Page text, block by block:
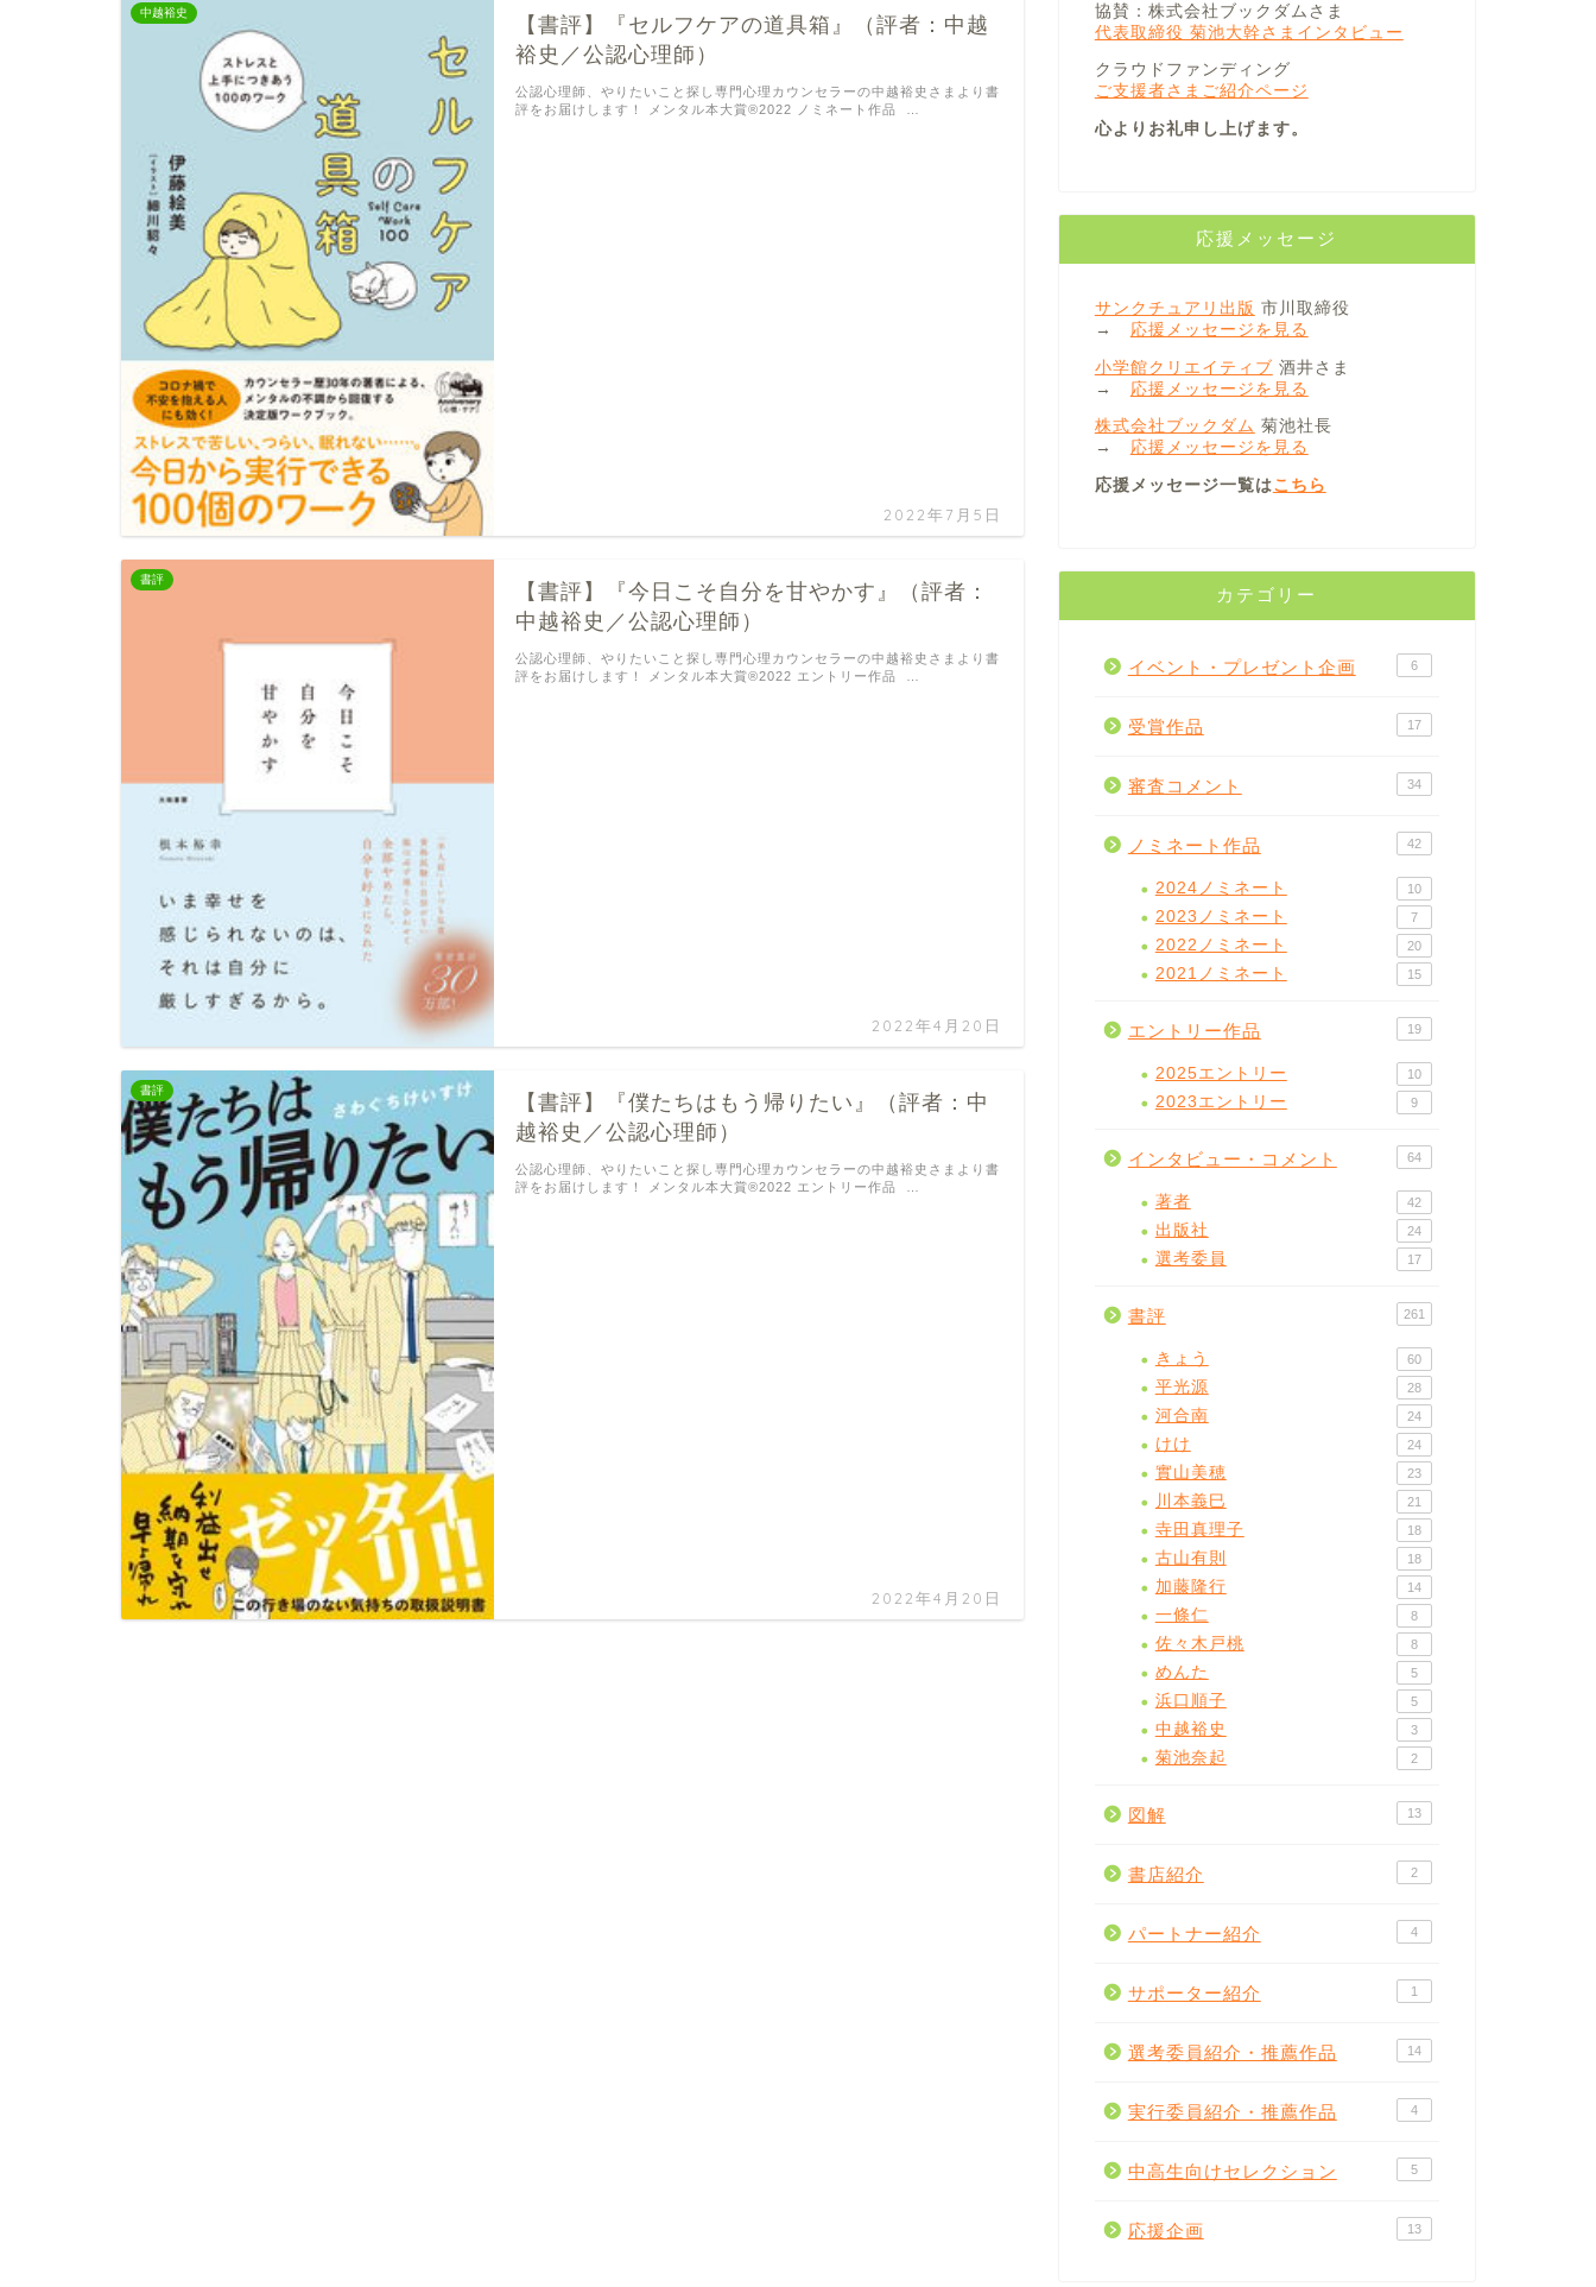
中越裕史
【書評】『セルフケアの道具箱』（評者：中越
裕史／公認心理師）
2022年7月5日
公認心理師、やりたいこと探し専門心理カウンセラーの中越裕史さまより書
評をお届けします！ メンタル本大賞®2022 ノミネート作品 …
書評
【書評】『今日こそ自分を甘やかす』（評者：
中越裕史／公認心理師）
2022年4月20日
公認心理師、やりたいこと探し専門心理カウンセラーの中越裕史さまより書
評をお届けします！ メンタル本大賞®2022 エントリー作品 …
書評
【書評】『僕たちはもう帰りたい』（評者：中
越裕史／公認心理師）
2022年4月20日
公認心理師、やりたいこと探し専門心理カウンセラーの中越裕史さまより書
評をお届けします！ メンタル本大賞®2022 エントリー作品 …
協賛：株式会社ブックダムさま
代表取締役 菊池大幹さまインタビュー
クラウドファンディング
ご支援者さまご紹介ページ
心よりお礼申し上げます。
応援メッセージ
サンクチュアリ出版 市川取締役
→ 応援メッセージを見る
小学館クリエイティブ 酒井さま
→ 応援メッセージを見る
株式会社ブックダム 菊池社長
→ 応援メッセージを見る
応援メッセージ一覧はこちら
カテゴリー
イベント・プレゼント企画 6
受賞作品 17
審査コメント 34
ノミネート作品 42
2024ノミネート 10
2023ノミネート 7
2022ノミネート 20
2021ノミネート 15
エントリー作品 19
2025エントリー 10
2023エントリー 9
インタビュー・コメント 64
著者 42
出版社 24
選考委員 17
書評 261
きょう 60
平光源 28
河合南 24
けけ 24
實山美穂 23
川本義巳 21
寺田真理子 18
古山有則 18
加藤隆行 14
一條仁 8
佐々木戸桃 8
めんた 5
浜口順子 5
中越裕史 3
菊池奈起 2
図解 13
書店紹介 2
パートナー紹介 4
サポーター紹介 1
選考委員紹介・推薦作品 14
実行委員紹介・推薦作品 4
中高生向けセレクション 5
応援企画 13